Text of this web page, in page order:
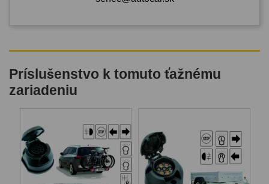
Príslušenstvo k tomuto ťažnému
zariadeniu